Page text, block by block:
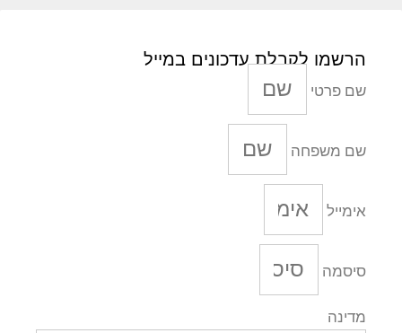
הרשמו לקבלת עדכונים במייל
שם פרטי
שם משפחה
אימייל
סיסמה
מדינה